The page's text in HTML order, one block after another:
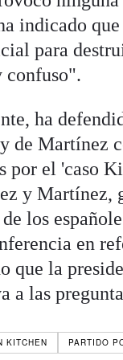
indicado
para
confuso".
ha
de Martínez
por el 'caso
y Martínez,
los
en
que la
a las
KITCHEN PARTIDO